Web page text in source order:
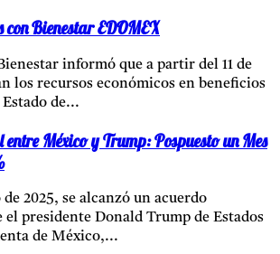
Bienestar EDOMEX
informó que a partir del 11 de
los recursos económicos en beneficios
de...
México y Trump: Pospuesto un Mes
2025, se alcanzó un acuerdo
presidente Donald Trump de Estados
de México,...